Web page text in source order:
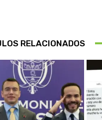
RELACIONADOS